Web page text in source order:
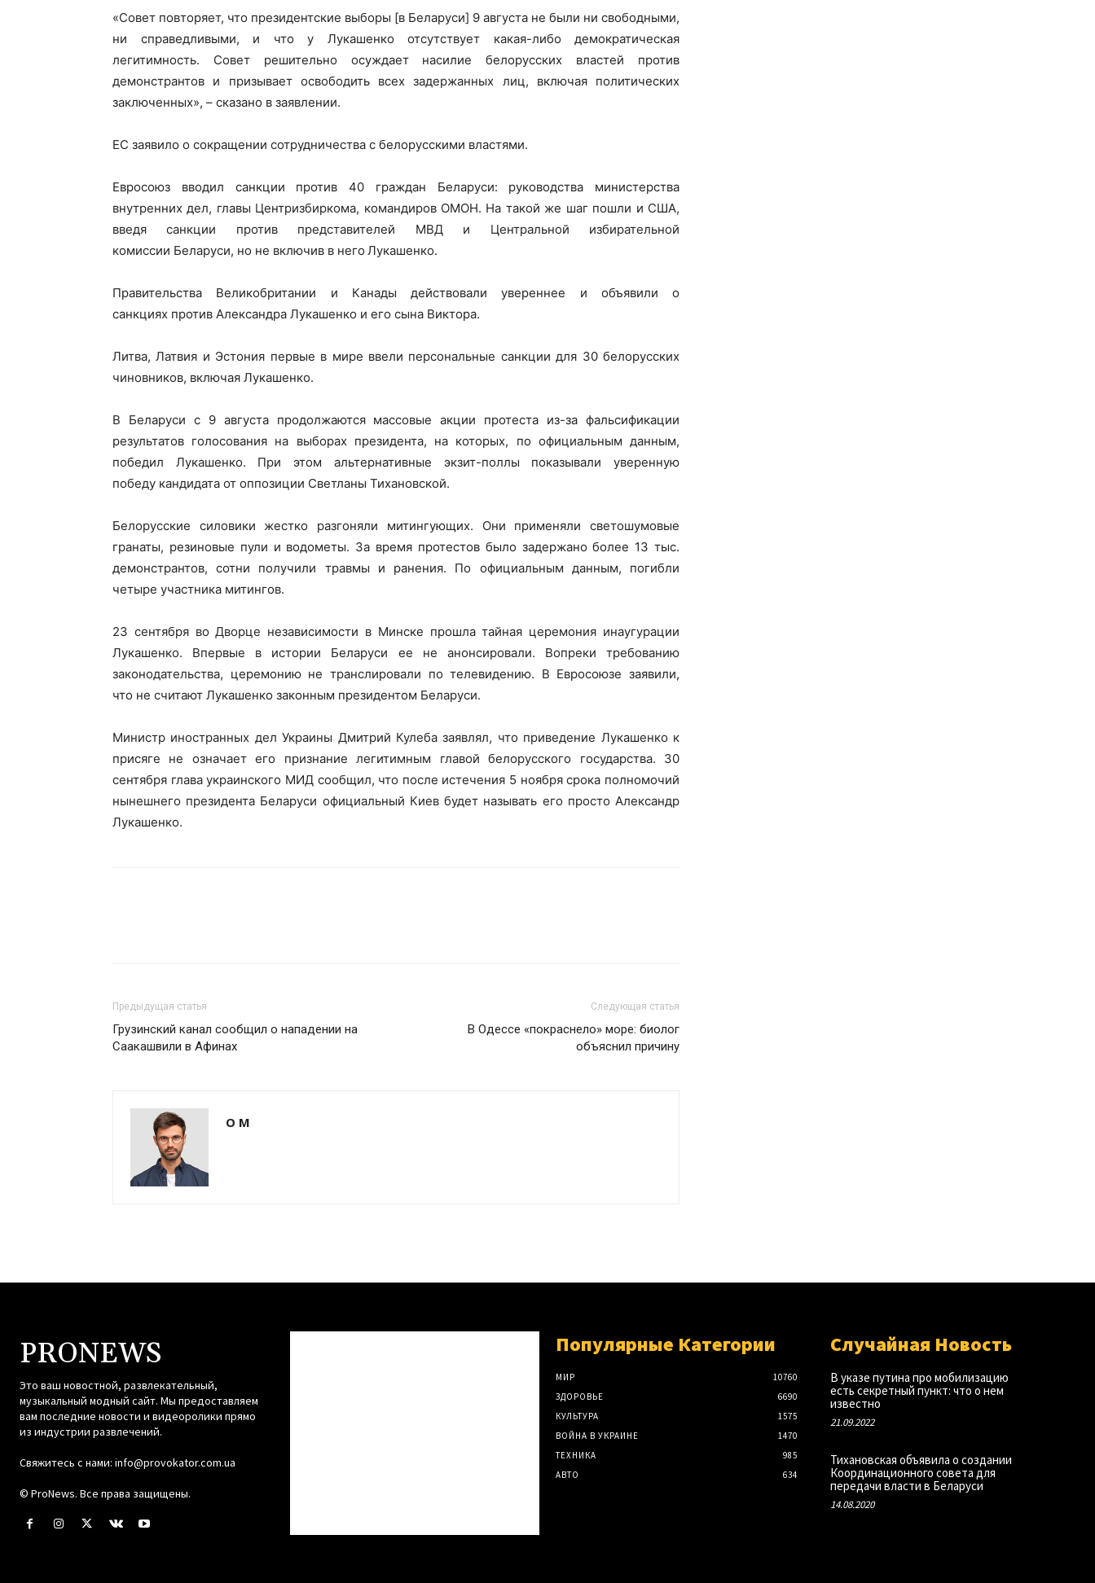
«Совет повторяет, что президентские выборы [в Беларуси] 9 августа не были ни свободными,
ни справедливыми, и что у Лукашенко отсутствует какая-либо демократическая
легитимность. Совет решительно осуждает насилие белорусских властей против
демонстрантов и призывает освободить всех задержанных лиц, включая политических
заключенных», – сказано в заявлении.
ЕС заявило о сокращении сотрудничества с белорусскими властями.
Евросоюз вводил санкции против 40 граждан Беларуси: руководства министерства
внутренних дел, главы Центризбиркома, командиров ОМОН. На такой же шаг пошли и США,
введя санкции против представителей МВД и Центральной избирательной
комиссии Беларуси, но не включив в него Лукашенко.
Правительства Великобритании и Канады действовали увереннее и объявили о
санкциях против Александра Лукашенко и его сына Виктора.
Литва, Латвия и Эстония первые в мире ввели персональные санкции для 30 белорусских
чиновников, включая Лукашенко.
В Беларуси с 9 августа продолжаются массовые акции протеста из-за фальсификации
результатов голосования на выборах президента, на которых, по официальным данным,
победил Лукашенко. При этом альтернативные экзит-поллы показывали уверенную
победу кандидата от оппозиции Светланы Тихановской.
Белорусские силовики жестко разгоняли митингующих. Они применяли светошумовые
гранаты, резиновые пули и водометы. За время протестов было задержано более 13 тыс.
демонстрантов, сотни получили травмы и ранения. По официальным данным, погибли
четыре участника митингов.
23 сентября во Дворце независимости в Минске прошла тайная церемония инаугурации
Лукашенко. Впервые в истории Беларуси ее не анонсировали. Вопреки требованию
законодательства, церемонию не транслировали по телевидению. В Евросоюзе заявили,
что не считают Лукашенко законным президентом Беларуси.
Министр иностранных дел Украины Дмитрий Кулеба заявлял, что приведение Лукашенко к
присяге не означает его признание легитимным главой белорусского государства. 30
сентября глава украинского МИД сообщил, что после истечения 5 ноября срока полномочий
нынешнего президента Беларуси официальный Киев будет называть его просто Александр
Лукашенко.
Предыдущая статья
Грузинский канал сообщил о нападении на
Саакашвили в Афинах
Следующая статья
В Одессе «покраснело» море: биолог
объяснил причину
О М
PRONEWS
Это ваш новостной, развлекательный,
музыкальный модный сайт. Мы предоставляем
вам последние новости и видеоролики прямо
из индустрии развлечений.
Свяжитесь с нами: info@provokator.com.ua
© ProNews. Все права защищены.
Популярные Категории
МИР
10760
ЗДОРОВЬЕ
6690
КУЛЬТУРА
1575
ВОЙНА В УКРАИНЕ
1470
ТЕХНИКА
985
АВТО
634
Случайная Новость
В указе путина про мобилизацию
есть секретный пункт: что о нем
известно
21.09.2022
Тихановская объявила о создании
Координационного совета для
передачи власти в Беларуси
14.08.2020